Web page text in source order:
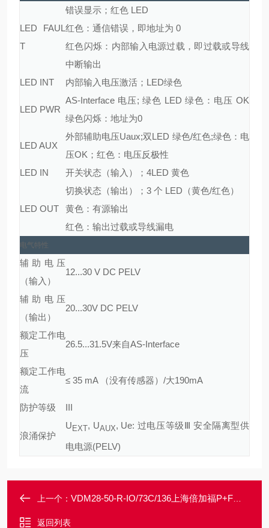
LED FAUL
T
错误显示；红色 LED
红色：通信错误，即地址为 0
红色闪烁：内部输入电源过载，即过载或导线
中断输出
LED INT
内部输入电压激活；LED绿色
LED PWR
AS-Interface 电压; 绿色 LED 绿色：电压 OK
绿色闪烁：地址为0
LED AUX
外部辅助电压Uaux;双LED 绿色/红色;绿色：电
压OK；红色：电压反极性
LED IN
开关状态（输入）；4LED 黄色
LED OUT
切换状态（输出）；3 个 LED（黄色/红色）
黄色：有源输出
红色：输出过载或导线漏电
电气特性
辅助电压
（输入）
12...30 V DC PELV
辅助电压
（输出）
20...30V DC PELV
额定工作电
压
26.5...31.5V来自AS-Interface
额定工作电
流
≤ 35 mA （没有传感器）/大190mA
防护等级 III
浪涌保护
U EXT , UAUX, Ue: 过电压等级Ⅲ 安全隔离型供
电电源(PELV)
上一个： VDM28-50-R-IO/73C/136上海倍加福P+F传感器大量现货办事处
返回列表